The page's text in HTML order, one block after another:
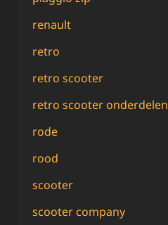
renault
retro
retro scooter
retro scooter onderdelen
rode
rood
scooter
scooter company